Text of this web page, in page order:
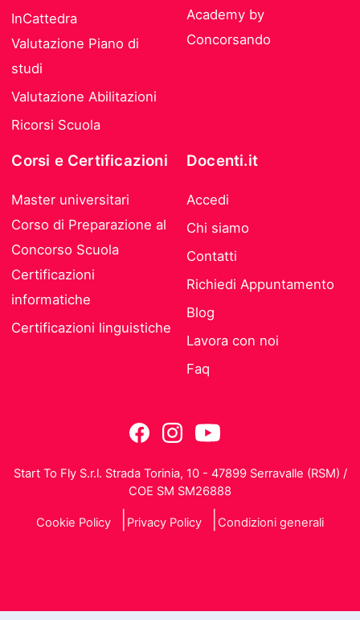
InCattedra
Valutazione Piano di
studi
Valutazione Abilitazioni
Ricorsi Scuola
Academy by
Concorsando
Corsi e Certificazioni
Master universitari
Corso di Preparazione al
Concorso Scuola
Certificazioni
informatiche
Certificazioni linguistiche
Docenti.it
Accedi
Chi siamo
Contatti
Richiedi Appuntamento
Blog
Lavora con noi
Faq
Start To Fly S.r.l. Strada Torinia, 10 - 47899 Serravalle (RSM) /
COE SM SM26888
Cookie Policy Privacy Policy Condizioni generali